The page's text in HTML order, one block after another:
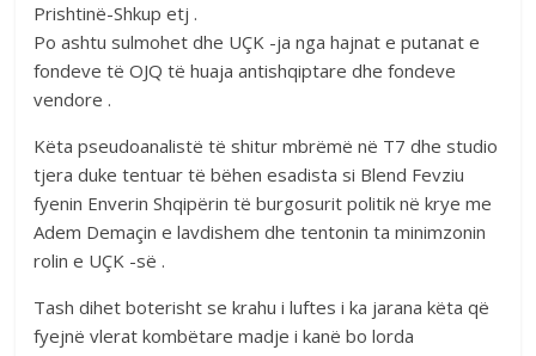
Prishtinë-Shkup etj .
Po ashtu sulmohet dhe UÇK -ja nga hajnat e putanat e
fondeve të OJQ të huaja antishqiptare dhe fondeve
vendore .
Këta pseudoanalistë të shitur mbrëmë në T7 dhe studio
tjera duke tentuar të bëhen esadista si Blend Fevziu
fyenin Enverin Shqipërin të burgosurit politik në krye me
Adem Demaçin e lavdishem dhe tentonin ta minimzonin
rolin e UÇK -së .
Tash dihet boterisht se krahu i luftes i ka jarana këta që
fyejnë vlerat kombëtare madje i kanë bo lorda